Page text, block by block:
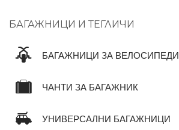
БАГАЖНИЦИ И ТЕГЛИЧИ
БАГАЖНИЦИ ЗА ВЕЛОСИПЕДИ
ЧАНТИ ЗА БАГАЖНИК
УНИВЕРСАЛНИ БАГАЖНИЦИ